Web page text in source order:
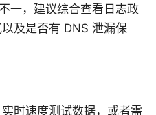
一，建议综合查看日志政
及是否有 DNS 泄漏保
时速度测试数据，或者需